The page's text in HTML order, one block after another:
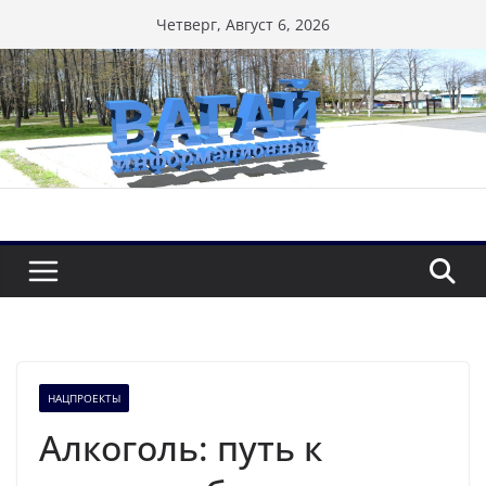
к
содержимому
Четверг, Август 6, 2026
НАЦПРОЕКТЫ
Алкоголь: путь к